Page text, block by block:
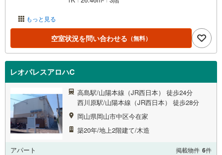
もっと見る
空室状況を問い合わせる （無料）
レオパレスアロハC
高島駅/山陽本線（JR西日本） 徒歩24分
西川原駅/山陽本線（JR西日本） 徒歩28分
岡山県岡山市中区今在家
築20年/地上2階建て/木造
アパート 掲載物件 6件